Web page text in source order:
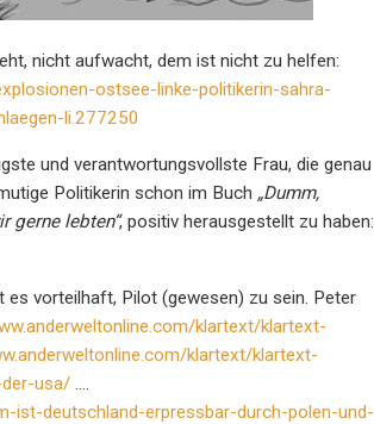
nicht aufwacht, dem ist nicht zu helfen:
ostsee-linke-politikerin-sahra-
li.277250
und verantwortungsvollste Frau, die genau
Politikerin schon im Buch „Dumm,
gerne lebten“, positiv herausgestellt zu haben:
es vorteilhaft, Pilot (gewesen) zu sein. Peter
klartext/klartext-
klartext/klartext-
usa/
ist-deutschland-erpressbar-durch-polen-und-